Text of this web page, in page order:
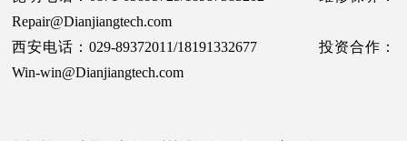
Repair@Dianjiangtech.com
西安电话：029-89372011/18191332677 投资合作：
Win-win@Dianjiangtech.com